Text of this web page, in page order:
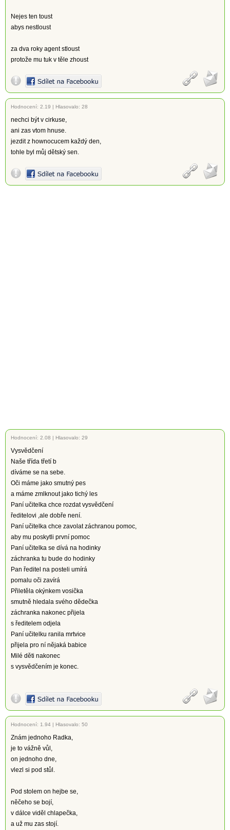
Nejes ten toust
abys nestloust
za dva roky agent stloust
protože mu tuk v těle zhoust
Hodnocení: 2.19 | Hlasovalo: 28
nechci být v cirkuse,
ani zas vtom hnuse.
jezdit z hownocucem každý den,
tohle byl můj dětský sen.
Hodnocení: 2.08 | Hlasovalo: 29
Vysvědčení
Naše třída třetí b
díváme se na sebe.
Oči máme jako smutný pes
a máme zmlknout jako tichý les
Paní učitelka chce rozdat vysvědčení
ředitelovi ,ale dobře není.
Paní učitelka chce zavolat záchranou pomoc,
aby mu poskytli první pomoc
Paní učitelka se dívá na hodinky
záchranka tu bude do hodinky
Pan ředitel na posteli umírá
pomalu oči zavírá
Přiletěla okýnkem vosička
smutně hledala svého dědečka
záchranka nakonec přijela
s ředitelem odjela
Paní učitelku ranila mrtvice
přijela pro ní nějaká babice
Milé děti nakonec
s vysvědčením je konec.
Hodnocení: 1.94 | Hlasovalo: 50
Znám jednoho Radka,
je to vážně vůl,
on jednoho dne,
vlezl si pod stůl.
Pod stolem on hejbe se,
něčeho se bojí,
v dálce viděl chlapečka,
a už mu zas stojí.